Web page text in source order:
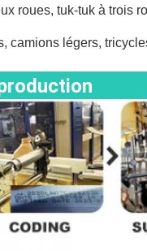
roues, tuk-tuk à trois
camions légers,